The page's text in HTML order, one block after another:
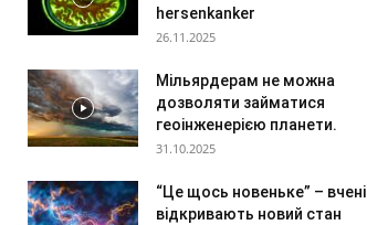
hersenkanker
26.11.2025
Мільярдерам не можна
дозволяти займатися
геоінженерією планети.
31.10.2025
“Це щось новеньке” – вчені
відкривають новий стан